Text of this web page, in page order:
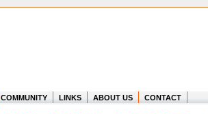
COMMUNITY LINKS ABOUT US CONTACT